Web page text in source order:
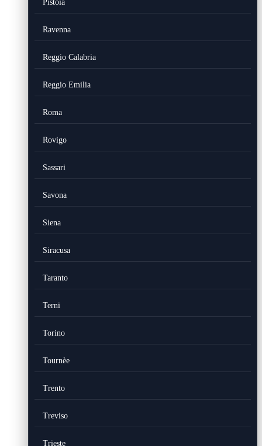
Pistoia
Ravenna
Reggio Calabria
Reggio Emilia
Roma
Rovigo
Sassari
Savona
Siena
Siracusa
Taranto
Terni
Torino
Tournèe
Trento
Treviso
Trieste